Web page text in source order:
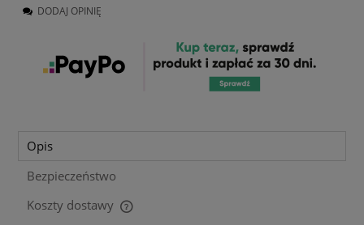
DODAJ OPINIĘ
Opis
Bezpieczeństwo
Koszty dostawy
Cena nie zawiera ewentualnych kosztów płatności